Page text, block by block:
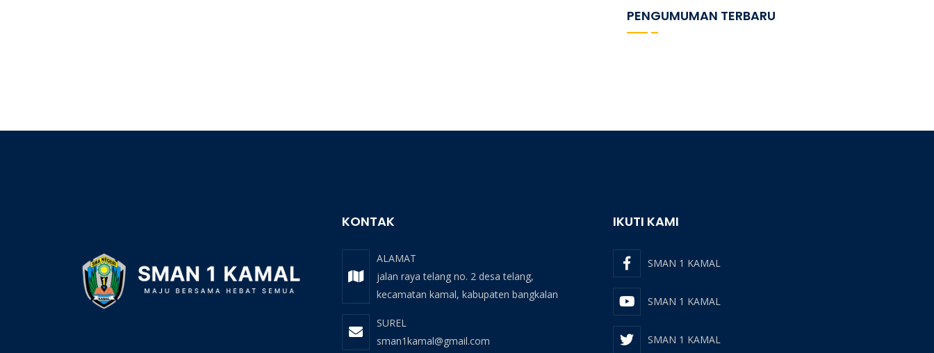
PENGUMUMAN TERBARU
KONTAK
ALAMAT
jalan raya telang no. 2 desa telang,
kecamatan kamal, kabupaten bangkalan
SUREL
sman1kamal@gmail.com
IKUTI KAMI
SMAN 1 KAMAL
SMAN 1 KAMAL
SMAN 1 KAMAL